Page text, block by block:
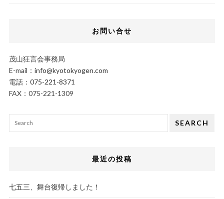
お問い合せ
茂山狂言会事務局
E-mail： info@kyotokyogen.com
電話： 075-221-8371
FAX：075-221-1309
SEARCH
最近の投稿
七五三、舞台復帰しました！